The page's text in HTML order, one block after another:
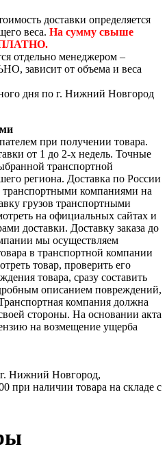
доставки определяется
веса. На сумму свыше
отдельно менеджером –
зависит от объема и веса
дня по г. Нижний Новгород
при получении товара.
от 1 до 2-х недель. Точные
транспортной
региона. Доставка по России
транспортными компаниями на
грузов транспортными
на официальных сайтах и
доставки. Доставку заказа до
мы осуществляем
в транспортной компании
товар, проверить его
товара, сразу составить
описанием повреждений,
компания должна
стороны. На основании акта
на возмещение ущерба
г. Нижний Новгород,
при наличии товара на складе с